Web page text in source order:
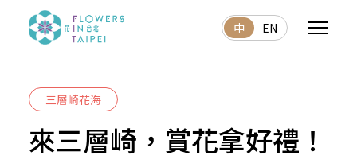
中 EN
三層崎花海
來三層崎，賞花拿好禮！